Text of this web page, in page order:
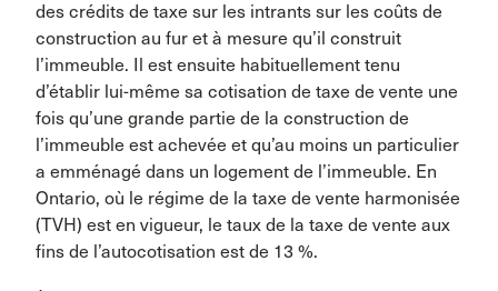
des crédits de taxe sur les intrants sur les coûts de
construction au fur et à mesure qu’il construit
l’immeuble. Il est ensuite habituellement tenu
d’établir lui-même sa cotisation de taxe de vente une
fois qu’une grande partie de la construction de
l’immeuble est achevée et qu’au moins un particulier
a emménagé dans un logement de l’immeuble. En
Ontario, où le régime de la taxe de vente harmonisée
(TVH) est en vigueur, le taux de la taxe de vente aux
fins de l’autocotisation est de 13 %.